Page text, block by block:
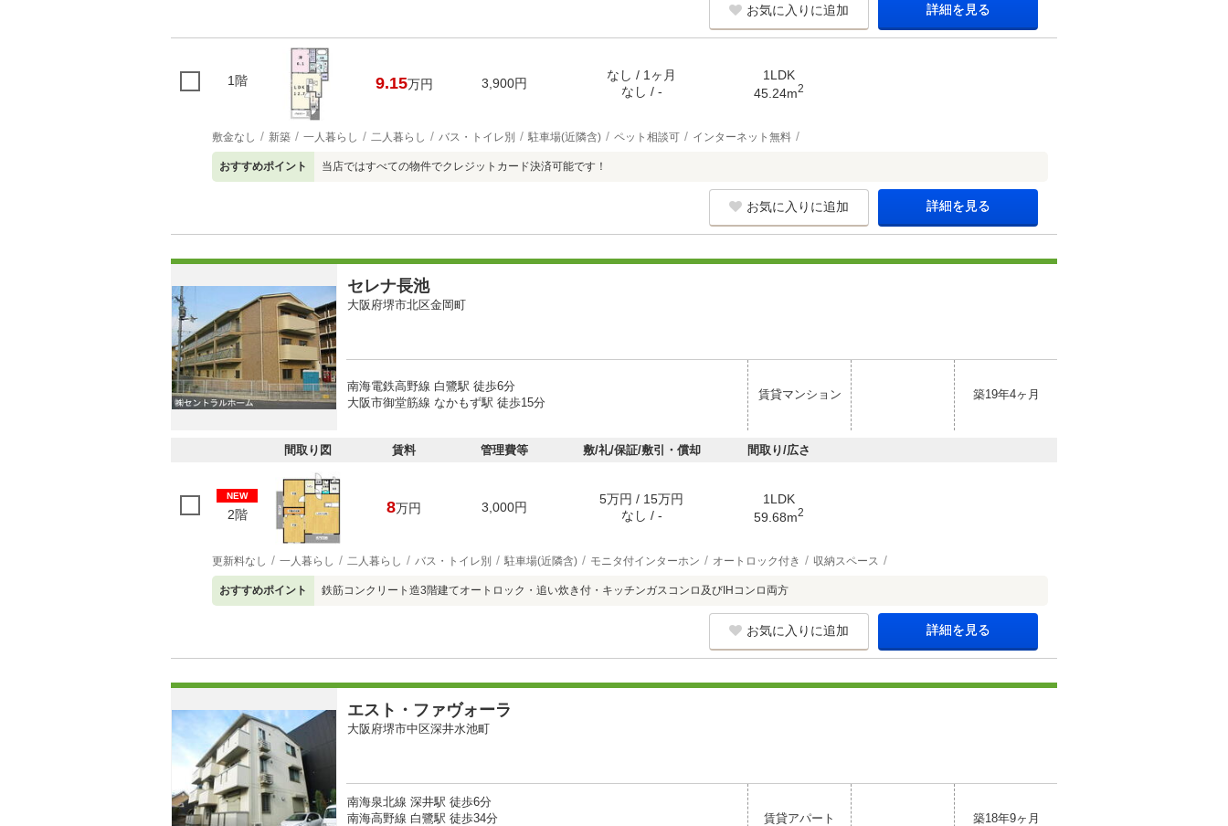
お気に入りに追加 詳細を見る
1階 9.15万円 3,900円
なし / 1ヶ月
なし / -
1LDK
45.24m2
敷金なし 新築 一人暮らし 二人暮らし バス・トイレ別 駐車場(近隣含) ペット相談可 インターネット無料
おすすめポイント 当店ではすべての物件でクレジットカード決済可能です！
お気に入りに追加 詳細を見る
セレナ長池
大阪府堺市北区金岡町
南海電鉄高野線 白鷺駅 徒歩6分
大阪市御堂筋線 なかもず駅 徒歩15分
賃貸マンション 築19年4ヶ月
間取り図 賃料 管理費等 敷/礼/保証/敷引・償却 間取り/広さ
NEW
2階 8万円 3,000円
5万円 / 15万円
なし / -
1LDK
59.68m2
更新料なし 一人暮らし 二人暮らし バス・トイレ別 駐車場(近隣含) モニタ付インターホン オートロック付き 収納スペース
おすすめポイント 鉄筋コンクリート造3階建てオートロック・追い炊き付・キッチンガスコンロ及びIHコンロ両方
お気に入りに追加 詳細を見る
エスト・ファヴォーラ
大阪府堺市中区深井水池町
南海泉北線 深井駅 徒歩6分
南海高野線 白鷺駅 徒歩34分
賃貸アパート 築18年9ヶ月